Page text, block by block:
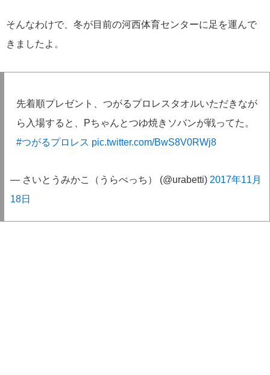
そんなわけで、冬が目前の河西体育センターに足を運んで
きましたよ。
先着順プレゼント、つがるプロレスタオルいただきなが
ら入場すると、Pちゃんとつゆ焼きソバンが戦ってた。
#つがるプロレス pic.twitter.com/BwS8V0RWj8
— さいとうみかこ（うらべっち） (@urabetti) 2017年11月
18日